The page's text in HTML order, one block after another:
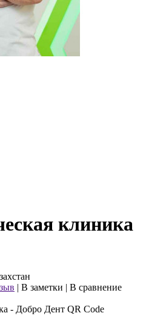
клиника
| В заметки | В сравнение